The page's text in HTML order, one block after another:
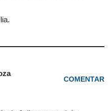
COMENTAR